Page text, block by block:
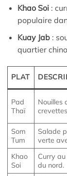
Khao Soi:
populaire
Kuay Jab:
quartier
PLAT
Pad
Thaï
Nouilles
Som
Tum
Salade
verte
Khao
Soi
Curry
du nord.